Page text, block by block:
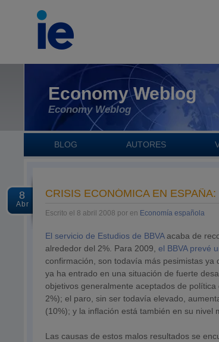
Economy Weblog
Economy Weblog
BLOG AUTORES
8
Abr
CRISIS ECONÓMICA EN
Escrito el 8 abril 2008 por en Economía española
El servicio de Estudios de BBVAacaba de
alrededor del 2%. Para 2009,el BBVA prevé
confirmación, son todavía más pesimistas
ya ha entrado en una situación de fuerte
objetivos generalmente aceptados de
2%); el paro, sin ser todavía elevado,
(10%); y la inflación está también en su nivel
Las causas de estos malos resultados se